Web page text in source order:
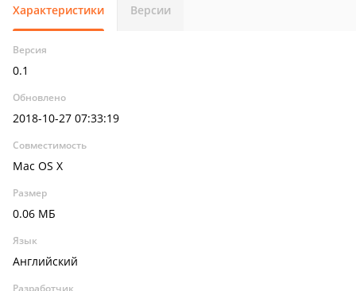
Характеристики Версии
Версия
0.1
Обновлено
2018-10-27 07:33:19
Совместимость
Mac OS X
Размер
0.06 МБ
Язык
Английский
Разработчик